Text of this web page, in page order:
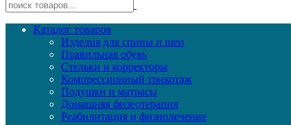
Каталог товаров
Изделия для спины и шеи
Правильная обувь
Стельки и корректоры
Компрессионный трикотаж
Подушки и матрасы
Домашняя физеотерапия
Реабилитация и физиолечение